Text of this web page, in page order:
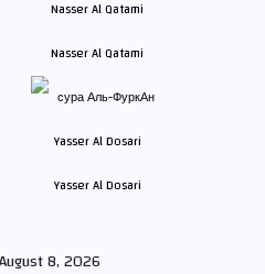
Nasser Al Qatami
Yasser Al Dosari
8, 2026